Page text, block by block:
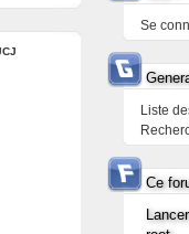
Se
Liste
Ce